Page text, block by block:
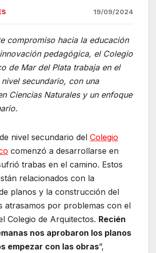
at
s
A
p
p
e
gr
a
m
ail
19/09/2024
compromiso hacia la educación
pedagógica, el Colegio
de Mar del Plata trabaja en el
secundario, con una
Ciencias Naturales y un enfoque
nivel secundario del Colegio
comenzó a desarrollarse en
trabas en el camino. Estos
relacionados con la
planos y la construcción del
atrasamos por problemas con el
Colegio de Arquitectos. Recién
nos aprobaron los planos
empezar con las obras”,